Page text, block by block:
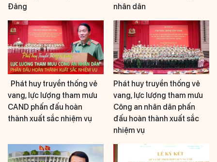
Đảng
nhân dân
Phát huy truyền thống vẻ
vang, lực lượng tham mưu
CAND phấn đấu hoàn
thành xuất sắc nhiệm vụ
Phát huy truyền thống vẻ
vang, lực lượng tham mưu
Công an nhân dân phấn
đấu hoàn thành xuất sắc
nhiệm vụ